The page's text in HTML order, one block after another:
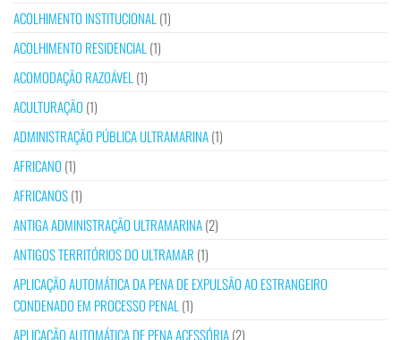
ACOLHIMENTO INSTITUCIONAL (1)
ACOLHIMENTO RESIDENCIAL (1)
ACOMODAÇÃO RAZOÁVEL (1)
ACULTURAÇÃO (1)
ADMINISTRAÇÃO PÚBLICA ULTRAMARINA(1)
AFRICANO (1)
AFRICANOS(1)
ANTIGA ADMINISTRAÇÃO ULTRAMARINA(2)
ANTIGOS TERRITÓRIOS DO ULTRAMAR (1)
APLICAÇÃO AUTOMÁTICA DA PENA DE EXPULSÃO AO ESTRANGEIRO
CONDENADO EM PROCESSO PENAL (1)
APLICAÇÃO AUTOMÁTICA DE PENA ACESSÓRIA(2)